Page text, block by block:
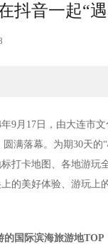
抖音一起“
9月17日，由大连市
满落幕。为期30天
打卡地图、各地游
的美好体验、游玩上
的国际滨海旅游地TOP